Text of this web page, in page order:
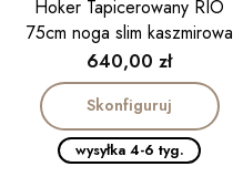
Hoker Tapicerowany RIO
75cm noga slim kaszmirowa
Cena
640,00 zł
Skonfiguruj
wysyłka 4-6 tyg.